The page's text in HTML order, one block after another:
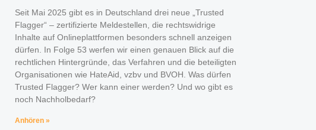
Seit Mai 2025 gibt es in Deutschland drei neue „Trusted
Flagger“ – zertifizierte Meldestellen, die rechtswidrige
Inhalte auf Onlineplattformen besonders schnell anzeigen
dürfen. In Folge 53 werfen wir einen genauen Blick auf die
rechtlichen Hintergründe, das Verfahren und die beteiligten
Organisationen wie HateAid, vzbv und BVOH. Was dürfen
Trusted Flagger? Wer kann einer werden? Und wo gibt es
noch Nachholbedarf?
Anhören »